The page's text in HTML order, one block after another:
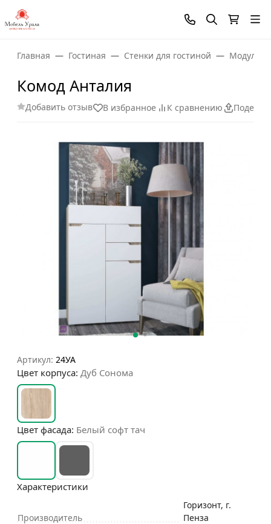
Главная Гостиная Стенки для гостиной
Комод Анталия
Добавить отзыв В избранное К сравнению
Артикул: 24УА
Цвет корпуса: Дуб Сонома
Цвет фасада: Белый софт тач
Характеристики
Производитель
Горизонт, г.
Пенза